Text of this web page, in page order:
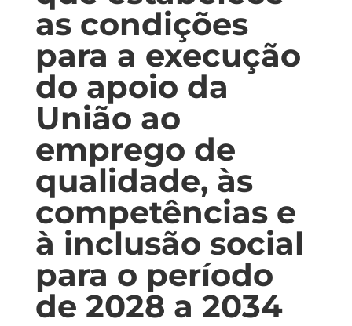
as condições
para a execução
do apoio da
União ao
emprego de
qualidade, às
competências e
à inclusão social
para o período
de 2028 a 2034